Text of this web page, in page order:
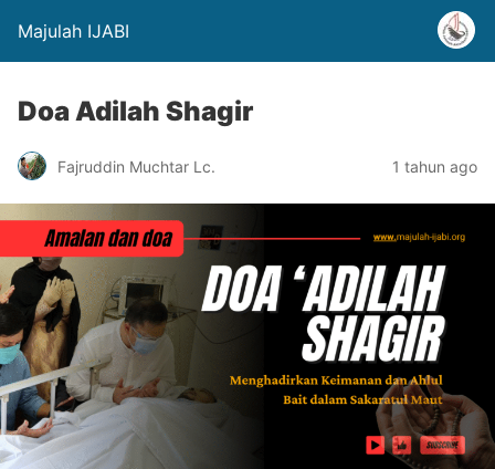
Majulah IJABI
Doa Adilah Shagir
Fajruddin Muchtar Lc. 1 tahun ago